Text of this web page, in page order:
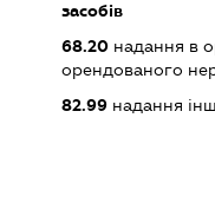
засобів
68.20 надання в
орендованого
82.99 надання